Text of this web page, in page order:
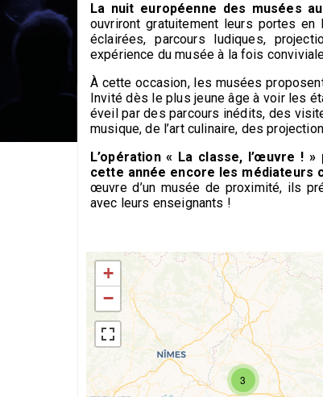
La nuit européenne des musées
ouvriront gratuitement leurs portes
éclairées, parcours ludiques,
expérience du musée à la fois
À cette occasion, les musées
Invité dès le plus jeune âge à voir les
éveil par des parcours inédits, des
musique, de l’art culinaire, des
L’opération « La classe, l’œuvre !
cette année encore les médiateurs
œuvre d’un musée de proximité, ils
avec leurs enseignants !
3
+
−